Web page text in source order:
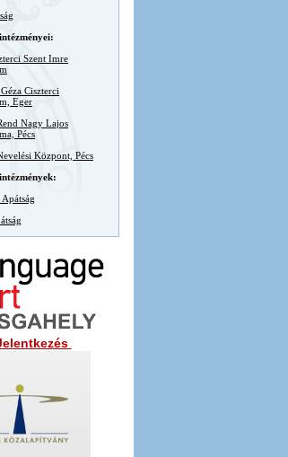
Szent Imre
Ciszterci
Eger
Nagy Lajos
Pécs
Központ, Pécs